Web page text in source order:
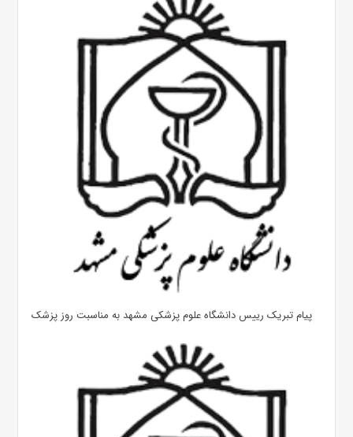
پیام تبریک رییس دانشگاه علوم پزشکی مشهد به مناسبت روز پزشک